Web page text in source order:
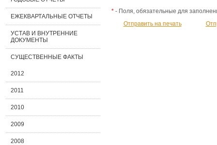
ЕЖЕКВАРТАЛЬНЫЕ ОТЧЕТЫ
УСТАВ И ВНУТРЕННИЕ
ДОКУМЕНТЫ
СУЩЕСТВЕННЫЕ ФАКТЫ
2012
2011
2010
2009
2008
*- Поля, обязательные для
Отправить на печать